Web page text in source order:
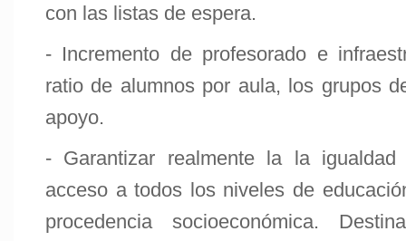
con las listas de espera.
- Incremento de profesorado e
ratio de alumnos por aula, los grupos
apoyo.
- Garantizar realmente la la
acceso a todos los niveles de
procedencia socioeconómica.